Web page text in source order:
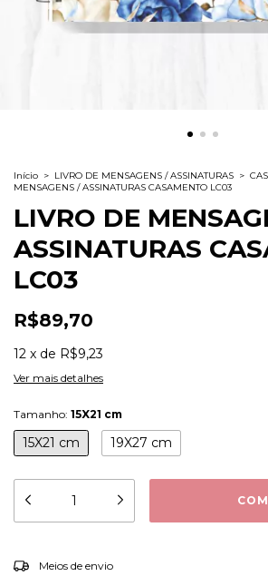
Início > LIVRO DE MENSAGENS / ASSINATURAS >
MENSAGENS / ASSINATURAS CASAMENTO LC03
LIVRO DE
ASSINATURAS
LC03
R$89,70
12 x de R$9,23
Ver mais detalhes
Tamanho: 15X21 cm
15X21 cm 19X27 cm
Entregas para o CEP:
Meios de envio